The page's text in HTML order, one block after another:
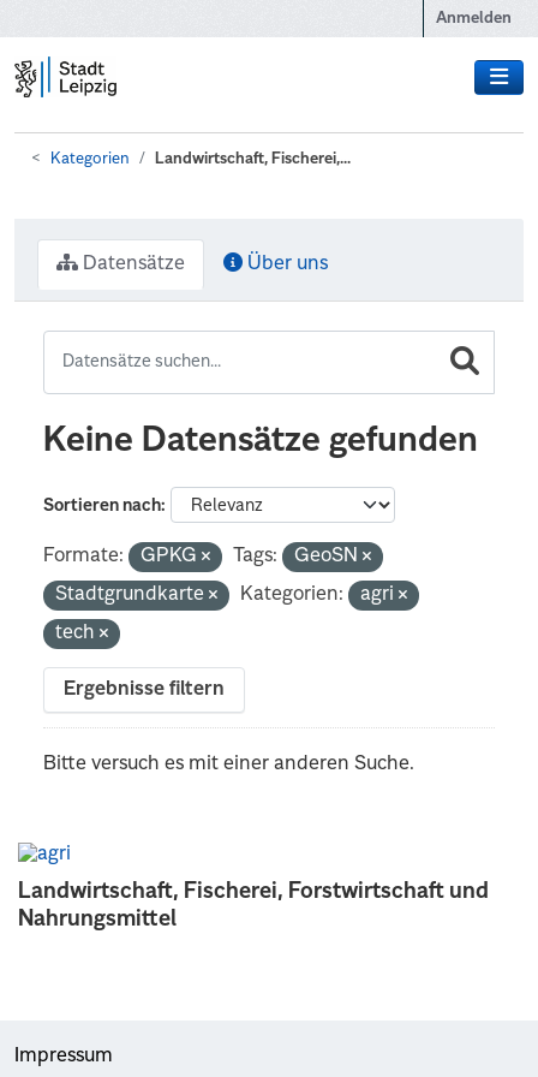
Anmelden
Kategorien Landwirtschaft, Fischerei,...
Landwirtschaft, Fischerei, Forstwirtschaft und
Nahrungsmittel
Datensätze Über uns
Keine Datensätze gefunden
Sortieren nach
Formate: GPKG Tags:
GeoSN
Stadtgrundkarte
Kategorien:
agri
tech
Ergebnisse filtern
Bitte versuch es mit einer anderen Suche.
Impressum